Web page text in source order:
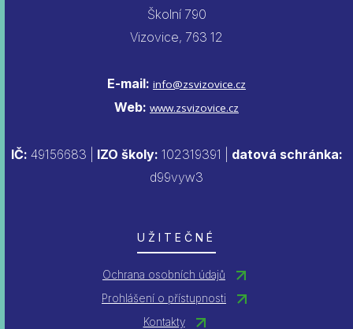
Školní 790
Vizovice, 763 12
E-mail: info@zsvizovice.cz
Web: www.zsvizovice.cz
IČ: 49156683 | IZO školy: 102319391 | datová schránka:
d99vyw3
UŽITEČNÉ
Ochrana osobních údajů
Prohlášení o přístupnosti
Kontakty